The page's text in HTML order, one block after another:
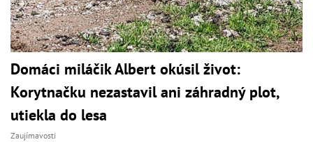
Domáci miláčik Albert okúsil život:
Korytnačku nezastavil ani záhradný plot,
utiekla do lesa
Zaujímavosti